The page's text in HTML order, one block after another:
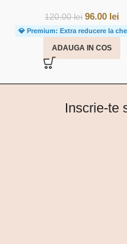
120.00lei 96.00 lei
💎 Premium: Extra reducere la
ADAUGA IN COS
Inscrie-te